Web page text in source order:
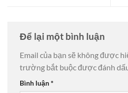
Để lại một bình luận
Email của bạn sẽ không được
trường bắt buộc được đánh
Bình luận*